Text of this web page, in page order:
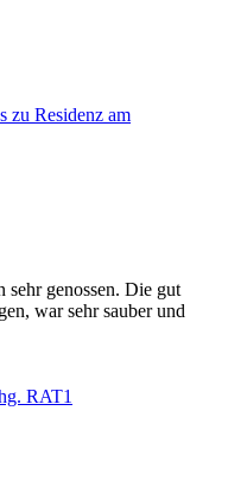
zu Residenz am
genossen. Die gut
war sehr sauber und
RAT1